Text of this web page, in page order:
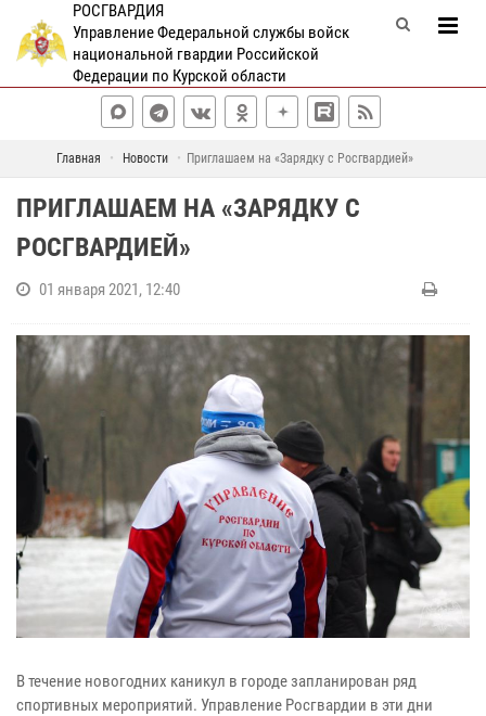
РОСГВАРДИЯ
Управление Федеральной службы войск
национальной гвардии Российской
Федерации по Курской области
Главная Новости Приглашаем на «Зарядку с Росгвардией»
ПРИГЛАШАЕМ НА «ЗАРЯДКУ С
РОСГВАРДИЕЙ»
01 января 2021, 12:40
В течение новогодних каникул в городе запланирован ряд
спортивных мероприятий. Управление Росгвардии в эти дни